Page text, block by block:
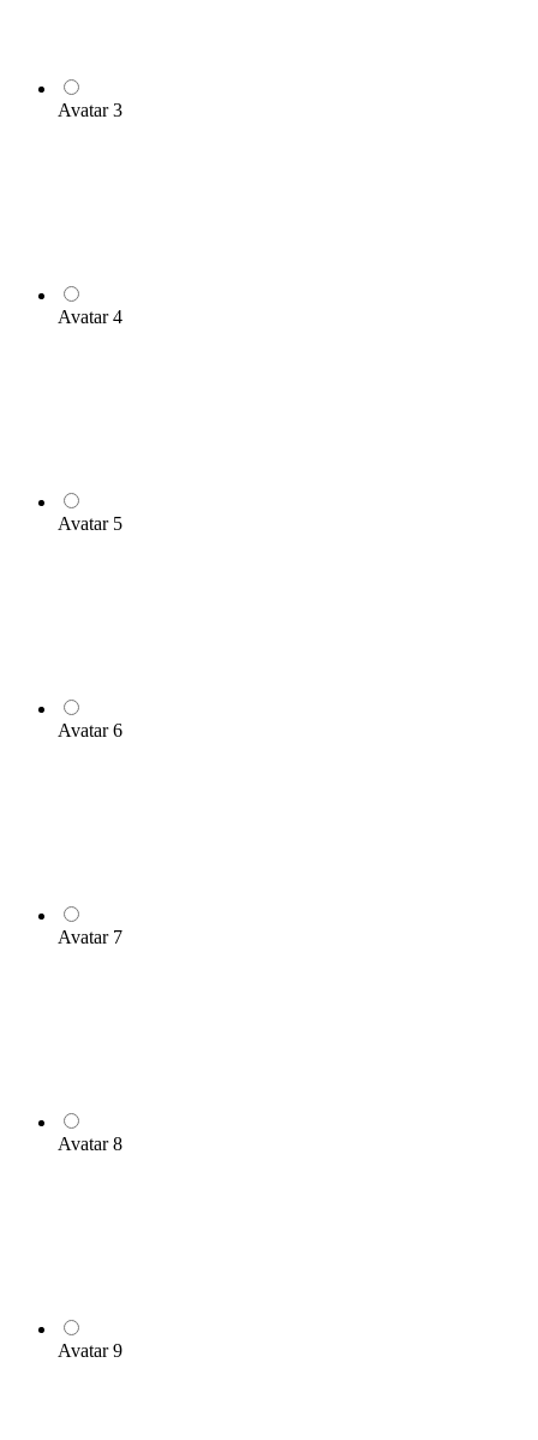
Avatar 3
Avatar 4
Avatar 5
Avatar 6
Avatar 7
Avatar 8
Avatar 9